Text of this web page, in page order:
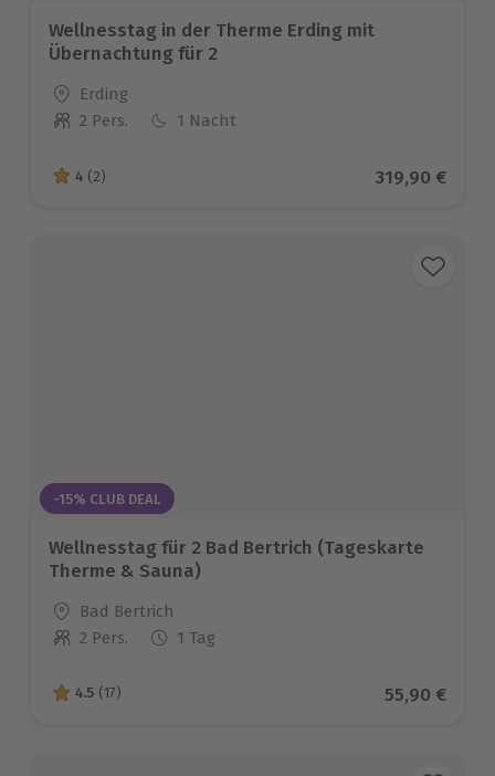
Wellnesstag in der Therme Erding mit
Übernachtung für 2
Standort
Erding
Anzahl der Teilnehmer
2 Pers. 1 Nacht
4 von 5 Sternen basierend auf 2 Bewertungen
4 (2) Aktueller
319,90 €
-15% CLUB DEAL
Wellnesstag für 2 Bad Bertrich (Tageskarte
Therme & Sauna)
Standort
Bad Bertrich
Anzahl der Teilnehmer
2 Pers. 1 Tag
4.5 von 5 Sternen basierend auf 17 Bewertungen
4.5 (17) Aktueller
55,90 €